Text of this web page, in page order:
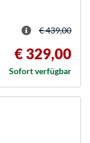
€ 439,00
€ 329,00
Sofort verfügbar